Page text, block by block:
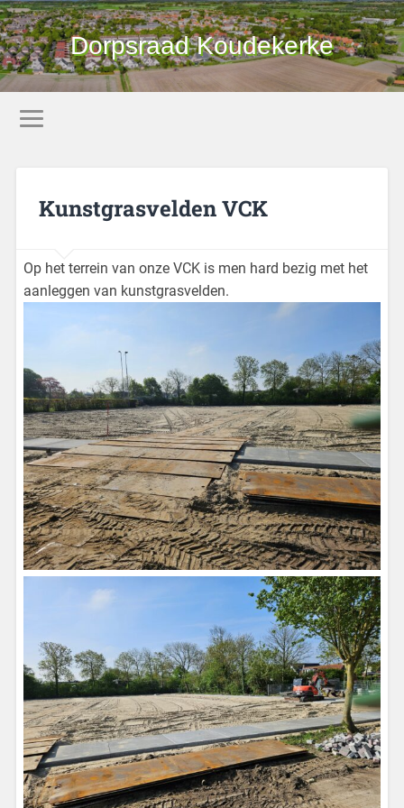
Dorpsraad Koudekerke
Kunstgrasvelden VCK
Op het terrein van onze VCK is men hard bezig met het
aanleggen van kunstgrasvelden.